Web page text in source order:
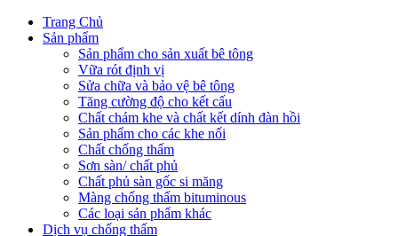
Trang Chủ
Sản phẩm
Sản phẩm cho sản xuất bê tông
Vữa rót định vị
Sửa chữa và bảo vệ bê tông
Tăng cường độ cho kết cấu
Chất chám khe và chất kết dính đàn hồi
Sản phẩm cho các khe nối
Chất chống thấm
Sơn sàn/ chất phủ
Chất phủ sàn gốc si măng
Màng chống thấm bituminous
Các loại sản phẩm khác
Dịch vụ chống thấm